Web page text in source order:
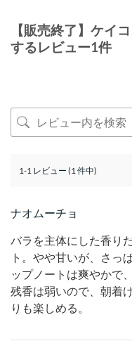
【販売終了】ケイ
するレビュー1件
1-1 レビュー (1 件中)
ナオムーチョ
バラを主体にした香り
ト。やや甘いが、さっ
ップノートは爽やかで
残香は弱いので、朝着
りも楽しめる。